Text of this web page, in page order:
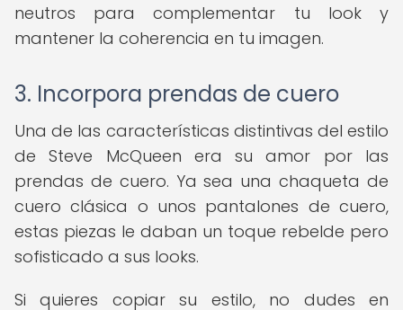
neutros para complementar tu look y
mantener la coherencia en tu imagen.
3. Incorpora prendas de cuero
Una de las características distintivas del estilo
de Steve McQueen era su amor por las
prendas de cuero. Ya sea una chaqueta de
cuero clásica o unos pantalones de cuero,
estas piezas le daban un toque rebelde pero
sofisticado a sus looks.
Si quieres copiar su estilo, no dudes en